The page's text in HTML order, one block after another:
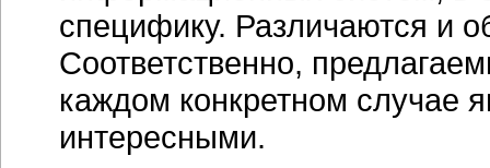
специфику. Различаются и
Соответственно,
каждом конкретном случае
интересными.